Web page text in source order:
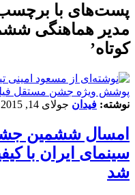
پست‌های با
مدیر هماهنگی
کوتاه’
پوشش ویژه جشن مستقل فیلم
نوشته: فیدان جولای 14, 2015
امسال ششمین
سینمای ایران با
شد